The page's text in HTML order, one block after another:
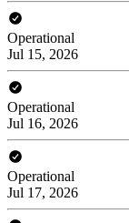
Operational
Jul 15, 2026
Operational
Jul 16, 2026
Operational
Jul 17, 2026